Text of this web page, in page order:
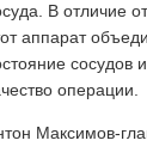
В отличие
аппарат
сосудов
операции.
Максимов-